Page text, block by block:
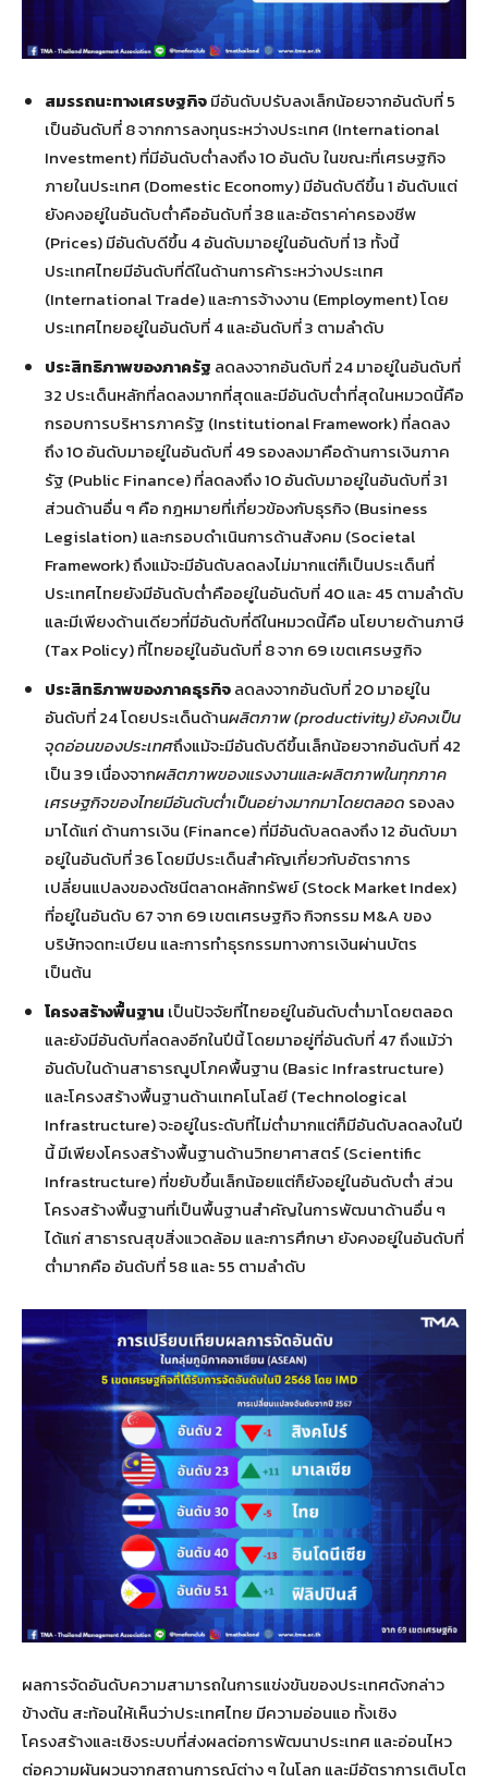
สมรรถนะทางเศรษฐกิจมีอันดับปรับลงเล็กน้อยจากอันดับที่ 5
เป็นอันดับที่ 8 จากการลงทุนระหว่างประเทศ (International
Investment) ที่มีอันดับต่ำลงถึง 10 อันดับ ในขณะที่เศรษฐกิจ
ภายในประเทศ (Domestic Economy) มีอันดับดีขึ้น 1 อันดับแต่
ยังคงอยู่ในอันดับต่ำคืออันดับที่ 38 และอัตราค่าครองชีพ
(Prices) มีอันดับดีขึ้น 4 อันดับมาอยู่ในอันดับที่ 13 ทั้งนี้
ประเทศไทยมีอันดับที่ดีในด้านการค้าระหว่างประเทศ
(International Trade) และการจ้างงาน (Employment) โดย
ประเทศไทยอยู่ในอันดับที่ 4 และอันดับที่ 3 ตามลำดับ
ประสิทธิภาพของภาครัฐ ลดลงจากอันดับที่ 24 มาอยู่ในอันดับที่
32 ประเด็นหลักที่ลดลงมากที่สุดและมีอันดับต่ำที่สุดในหมวดนี้คือ
กรอบการบริหารภาครัฐ (Institutional Framework) ที่ลดลง
ถึง 10 อันดับมาอยู่ในอันดับที่ 49 รองลงมาคือด้านการเงินภาค
รัฐ (Public Finance) ที่ลดลงถึง 10 อันดับมาอยู่ในอันดับที่ 31
ส่วนด้านอื่น ๆ คือ กฎหมายที่เกี่ยวข้องกับธุรกิจ (Business
Legislation) และกรอบดำเนินการด้านสังคม (Societal
Framework) ถึงแม้จะมีอันดับลดลงไม่มากแต่ก็เป็นประเด็นที่
ประเทศไทยยังมีอันดับต่ำคืออยู่ในอันดับที่ 40 และ 45 ตามลำดับ
และมีเพียงด้านเดียวที่มีอันดับที่ดีในหมวดนี้คือ นโยบายด้านภาษี
(Tax Policy) ที่ไทยอยู่ในอันดับที่ 8 จาก 69 เขตเศรษฐกิจ
ประสิทธิภาพของภาคธุรกิจลดลงจากอันดับที่ 20 มาอยู่ใน
อันดับที่ 24 โดยประเด็นด้านผลิตภาพ (productivity) ยังคงเป็น
จุดอ่อนของประเทศถึงแม้จะมีอันดับดีขึ้นเล็กน้อยจากอันดับที่ 42
เป็น 39 เนื่องจากผลิตภาพของแรงงานและผลิตภาพในทุกภาค
เศรษฐกิจของไทยมีอันดับต่ำเป็นอย่างมากมาโดยตลอด รองลง
มาได้แก่ ด้านการเงิน (Finance) ที่มีอันดับลดลงถึง 12 อันดับมา
อยู่ในอันดับที่ 36 โดยมีประเด็นสำคัญเกี่ยวกับอัตราการ
เปลี่ยนแปลงของดัชนีตลาดหลักทรัพย์ (Stock Market Index)
ที่อยู่ในอันดับ 67 จาก 69 เขตเศรษฐกิจ กิจกรรม M&A ของ
บริษัทจดทะเบียน และการทำธุรกรรมทางการเงินผ่านบัตร
เป็นต้น
โครงสร้างพื้นฐาน เป็นปัจจัยที่ไทยอยู่ในอันดับต่ำมาโดยตลอด
และยังมีอันดับที่ลดลงอีกในปีนี้ โดยมาอยู่ที่อันดับที่ 47 ถึงแม้ว่า
อันดับในด้านสาธารณูปโภคพื้นฐาน (Basic Infrastructure)
และโครงสร้างพื้นฐานด้านเทคโนโลยี (Technological
Infrastructure) จะอยู่ในระดับที่ไม่ต่ำมากแต่ก็มีอันดับลดลงในปี
นี้ มีเพียงโครงสร้างพื้นฐานด้านวิทยาศาสตร์ (Scientific
Infrastructure) ที่ขยับขึ้นเล็กน้อยแต่ก็ยังอยู่ในอันดับต่ำ ส่วน
โครงสร้างพื้นฐานที่เป็นพื้นฐานสำคัญในการพัฒนาด้านอื่น ๆ
ได้แก่ สาธารณสุขสิ่งแวดล้อม และการศึกษา ยังคงอยู่ในอันดับที่
ต่ำมากคือ อันดับที่ 58 และ 55 ตามลำดับ
ผลการจัดอันดับความสามารถในการแข่งขันของประเทศดังกล่าว
ข้างต้น สะท้อนให้เห็นว่าประเทศไทย มีความอ่อนแอ ทั้งเชิง
โครงสร้างและเชิงระบบที่ส่งผลต่อการพัฒนาประเทศ และอ่อนไหว
ต่อความผันผวนจากสถานการณ์ต่าง ๆ ในโลก และมีอัตราการเติบโต